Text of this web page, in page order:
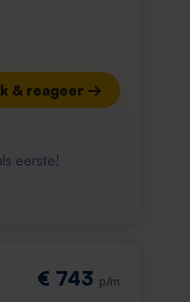
& reageer →
eerste!
€ 743 p/m